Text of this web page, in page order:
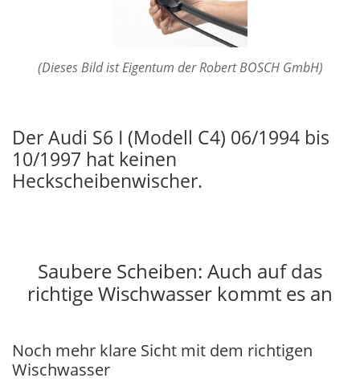
(Dieses Bild ist Eigentum der Robert BOSCH GmbH)
Der Audi S6 I (Modell C4) 06/1994 bis
10/1997 hat keinen
Heckscheibenwischer.
Saubere Scheiben: Auch auf das
richtige Wischwasser kommt es an
Noch mehr klare Sicht mit dem richtigen
Wischwasser